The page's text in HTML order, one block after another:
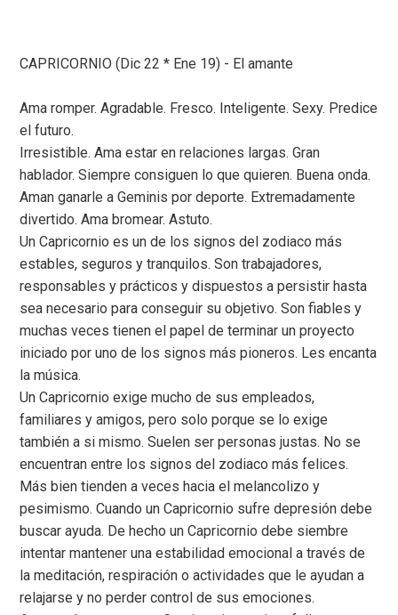
CAPRICORNIO (Dic 22 * Ene 19) - El amante
Ama romper. Agradable. Fresco. Inteligente. Sexy. Predice
el futuro.
Irresistible. Ama estar en relaciones largas. Gran
hablador. Siempre consiguen lo que quieren. Buena onda.
Aman ganarle a Geminis por deporte. Extremadamente
divertido. Ama bromear. Astuto.
Un Capricornio es un de los signos del zodiaco más
estables, seguros y tranquilos. Son trabajadores,
responsables y prácticos y dispuestos a persistir hasta
sea necesario para conseguir su objetivo. Son fiables y
muchas veces tienen el papel de terminar un proyecto
iniciado por uno de los signos más pioneros. Les encanta
la música.
Un Capricornio exige mucho de sus empleados,
familiares y amigos, pero solo porque se lo exige
también a si mismo. Suelen ser personas justas. No se
encuentran entre los signos del zodiaco más felices.
Más bien tienden a veces hacia el melancolizo y
pesimismo. Cuando un Capricornio sufre depresión debe
buscar ayuda. De hecho un Capricornio debe siembre
intentar mantener una estabilidad emocional a través de
la meditación, respiración o actividades que le ayudan a
relajarse y no perder control de sus emociones.